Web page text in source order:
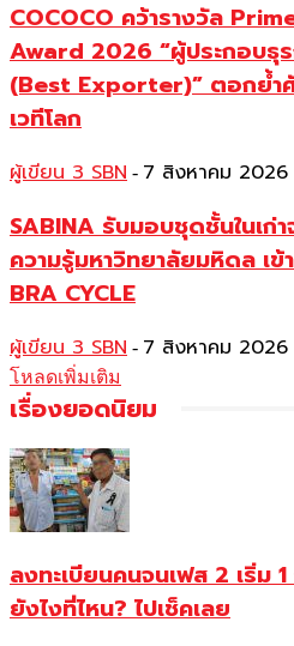
COCOCO คว้ารางวัล
Award 2026 “ผู้ประกอบธุ
(Best Exporter)” ตอกย้ำ
เวทีโลก
ผู้เขียน 3 SBN - 7 สิงหาคม 2026
SABINA รับมอบชุดชั้นในเก่
ความรู้มหาวิทยาลัยมหิดล เข้
BRA CYCLE
ผู้เขียน 3 SBN - 7 สิงหาคม 2026
โหลดเพิ่มเติม
เรื่องยอดนิยม
ลงทะเบียนคนจนเฟส 2 เริ่ม
ยังไงที่ไหน? ไปเช็คเลย